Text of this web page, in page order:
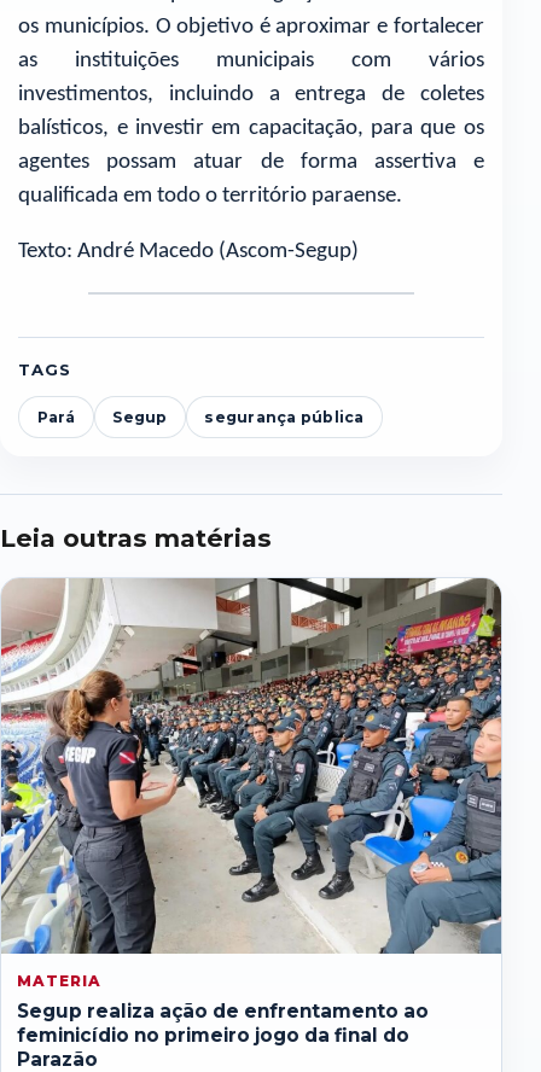
os municípios. O objetivo é aproximar e fortalecer
as instituições municipais com vários
investimentos, incluindo a entrega de coletes
balísticos, e investir em capacitação, para que os
agentes possam atuar de forma assertiva e
qualificada em todo o território paraense.
Texto: André Macedo (Ascom-Segup)
TAGS
Pará Segup segurança pública
Leia outras matérias
MATERIA
Segup realiza ação de enfrentamento ao
feminicídio no primeiro jogo da final do
Parazão